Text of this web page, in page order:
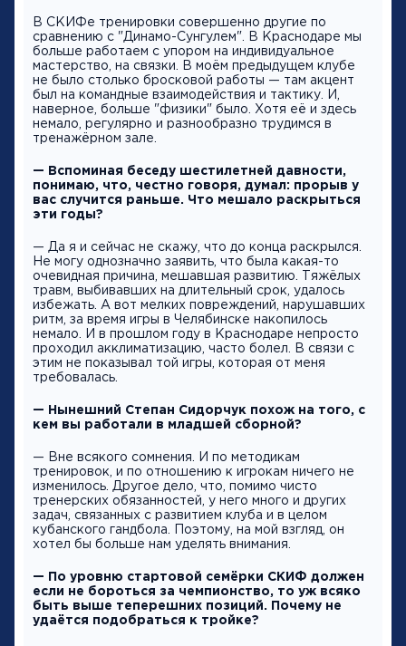
В СКИФе тренировки совершенно другие по
сравнению с "Динамо-Сунгулем". В Краснодаре мы
больше работаем с упором на индивидуальное
мастерство, на связки. В моём предыдущем клубе
не было столько бросковой работы — там акцент
был на командные взаимодействия и тактику. И,
наверное, больше "физики" было. Хотя её и здесь
немало, регулярно и разнообразно трудимся в
тренажёрном зале.
— Вспоминая беседу шестилетней давности,
понимаю, что, честно говоря, думал: прорыв у
вас случится раньше. Что мешало раскрыться
эти годы?
— Да я и сейчас не скажу, что до конца раскрылся.
Не могу однозначно заявить, что была какая-то
очевидная причина, мешавшая развитию. Тяжёлых
травм, выбивавших на длительный срок, удалось
избежать. А вот мелких повреждений, нарушавших
ритм, за время игры в Челябинске накопилось
немало. И в прошлом году в Краснодаре непросто
проходил акклиматизацию, часто болел. В связи с
этим не показывал той игры, которая от меня
требовалась.
— Нынешний Степан Сидорчук похож на того, с
кем вы работали в младшей сборной?
— Вне всякого сомнения. И по методикам
тренировок, и по отношению к игрокам ничего не
изменилось. Другое дело, что, помимо чисто
тренерских обязанностей, у него много и других
задач, связанных с развитием клуба и в целом
кубанского гандбола. Поэтому, на мой взгляд, он
хотел бы больше нам уделять внимания.
— По уровню стартовой семёрки СКИФ должен
если не бороться за чемпионство, то уж всяко
быть выше теперешних позиций. Почему не
удаётся подобраться к тройке?